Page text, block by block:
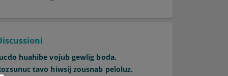
huahibe vojub gewlig boda.
tavo hiwsij zousnab peloluz.